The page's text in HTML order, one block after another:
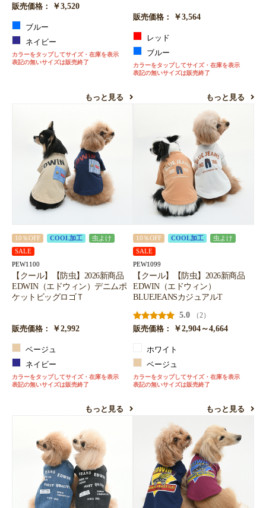
販売価格： ￥3,520
ブルー
ネイビー
カラーをタップしてサイズ・在庫を表示
表記の無いサイズは販売終了
もっと見る
販売価格： ￥3,564
レッド
ブルー
カラーをタップしてサイズ・在庫を表示
表記の無いサイズは販売終了
もっと見る
10％OFF COOL加工
虫よけ
SALE
PEW1100
【クール】【防虫】2026新商品
EDWIN（エドウィン）デニムポ
ケットビッグロゴＴ
販売価格： ￥2,992
ベージュ
ネイビー
カラーをタップしてサイズ・在庫を表示
表記の無いサイズは販売終了
もっと見る
10％OFF COOL加工
虫よけ
SALE
PEW1099
【クール】【防虫】2026新商品
EDWIN（エドウィン）
BLUEJEANSカジュアルT
5.0
（2）
販売価格：
￥2,904～4,664
ホワイト
ベージュ
カラーをタップしてサイズ・在庫を表示
表記の無いサイズは販売終了
もっと見る